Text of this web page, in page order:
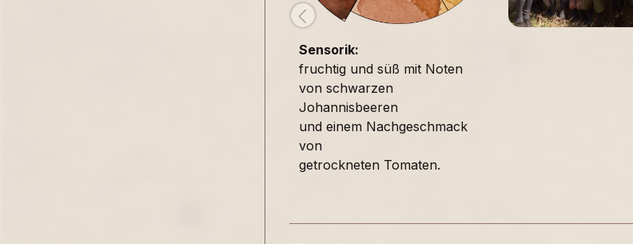
Sensorik:
fruchtig und süß mit Noten
von schwarzen
Johannisbeeren
und einem Nachgeschmack
von
getrockneten Tomaten.